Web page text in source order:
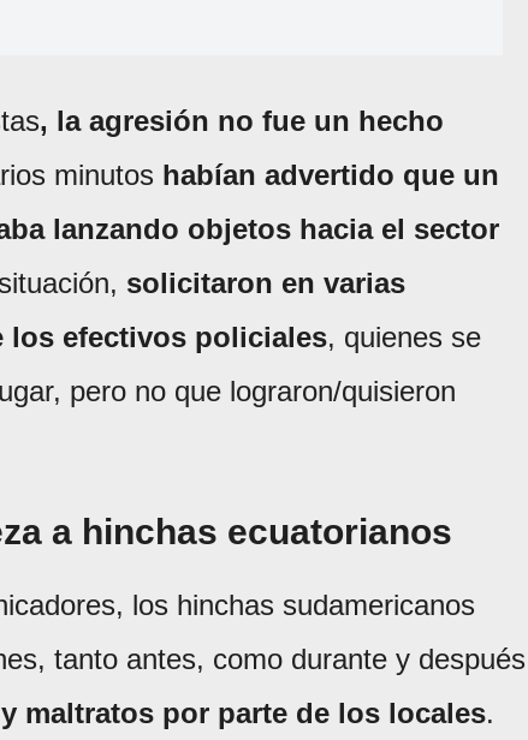
, la agresión no fue un hecho
minutos habían advertido que un
lanzando objetos hacia el sector
solicitaron en varias
los efectivos policiales, quienes se
pero no que lograron/quisieron
a hinchas ecuatorianos
los hinchas sudamericanos
tanto antes, como durante y después
maltratos por parte de los locales.